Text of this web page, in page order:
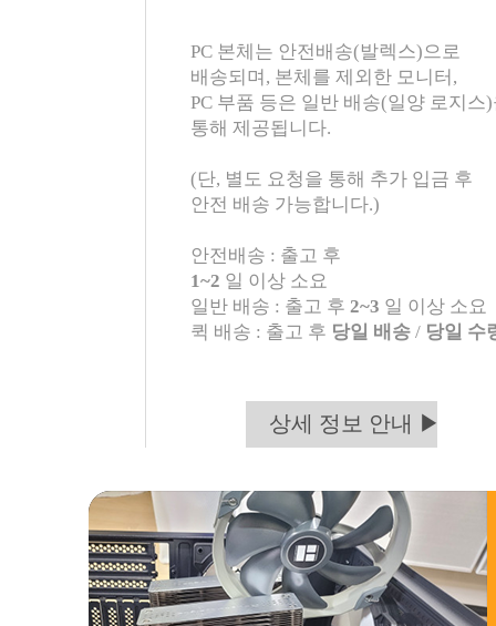
PC 본체는 안전배송(발렉스)으로
배송되며, 본체를 제외한 모니터,
PC 부품 등은 일반 배송(일양 로지스
통해 제공됩니다.
(단, 별도 요청을 통해 추가 입금 후
안전 배송 가능합니다.)
안전배송 : 출고 후
1~2 일 이상 소요
일반 배송 : 출고 후 2~3 일 이상 소요
퀵 배송 : 출고 후 당일 배송 / 당일 수
상세 정보 안내 ▶